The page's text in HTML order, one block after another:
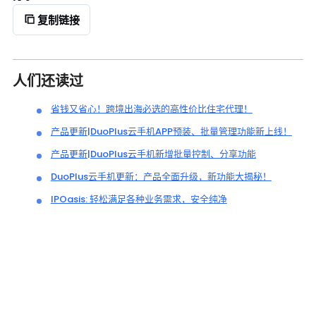
复制链接
人们还读过
省钱又省心！跨境出海必选的高性价比住宅代理！
产品更新|DuoPlus云手机APP预装、批量管理功能新上线！
产品更新|DuoPlus云手机新增批量控制、分享功能
DuoPlus云手机更新：产品全面升级，新功能大揭秘！
IPOasis: 轻松满足各种业务需求，安全纯净